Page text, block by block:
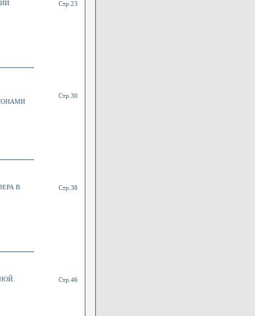
Стр.23
Стр.30
В
Стр.38
Стр.46